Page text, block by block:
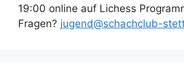
19:00 online auf Lichess
Fragen? jugend@schachclub-